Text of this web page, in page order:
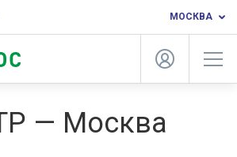
МОСКВА
— Москва